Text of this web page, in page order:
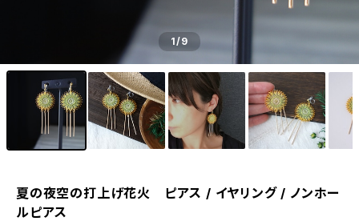
1/9
夏の夜空の打上げ花火 ピアス / イヤリング / ノンホー
ルピアス